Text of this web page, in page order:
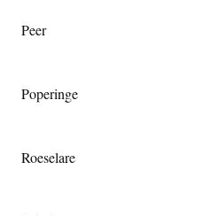
Peer
Poperinge
Roeselare